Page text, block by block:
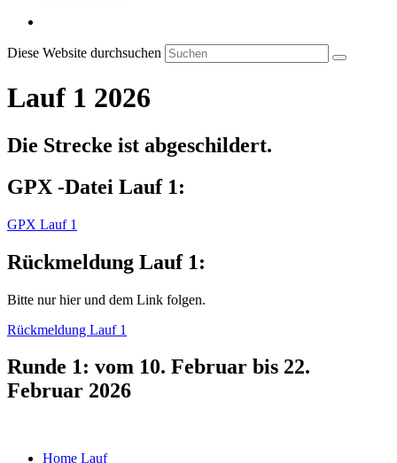
Diese Website durchsuchen
Lauf 1 2026
Die Strecke ist abgeschildert.
GPX -Datei Lauf 1:
GPX Lauf 1
Rückmeldung Lauf 1:
Bitte nur hier und dem Link folgen.
Rückmeldung Lauf 1
Runde 1: vom 10. Februar bis 22.
Februar 2026
Home Lauf